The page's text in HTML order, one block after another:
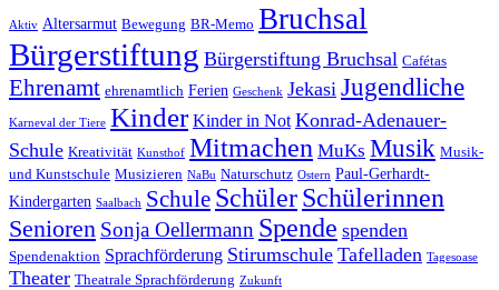
Aktiv Altersarmut Bewegung BR-Memo Bruchsal
Bürgerstiftung Bürgerstiftung Bruchsal Cafétas
Ehrenamt ehrenamtlich Ferien Geschenk Jekasi Jugendliche
Karneval der Tiere Kinder Kinder in Not Konrad-Adenauer-
Schule Kreativität Kunsthof Mitmachen MuKs Musik Musik-
und Kunstschule Musizieren NaBu Naturschutz Ostern Paul-Gerhardt-
Kindergarten Saalbach Schule SchülerSchülerinnen
Senioren Sonja Oellermann Spende spenden
Spendenaktion Sprachförderung Stirumschule Tafelladen Tagesoase
Theater Theatrale Sprachförderung Zukunft